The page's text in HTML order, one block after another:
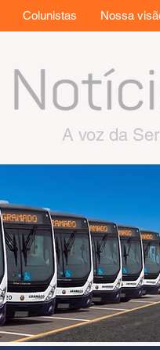
Colunistas Nossa
A voz da